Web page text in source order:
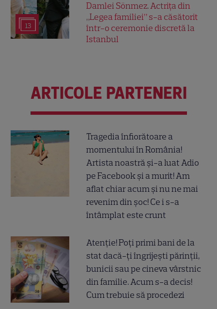
13
Damlei Sönmez. Actrița din
„Legea familiei” s-a căsătorit
într-o ceremonie discretă la
Istanbul
ARTICOLE PARTENERI
Tragedia înfiorătoare a
momentului în România!
Artista noastră și-a luat Adio
pe Facebook și a murit! Am
aflat chiar acum și nu ne mai
revenim din șoc! Ce i s-a
întâmplat este crunt
Atenție! Poți primi bani de la
stat dacă-ți îngrijești părinții,
bunicii sau pe cineva vârstnic
din familie. Acum s-a decis!
Cum trebuie să procedezi